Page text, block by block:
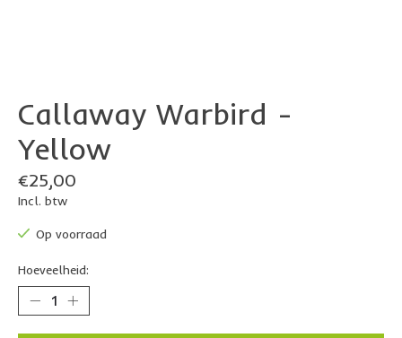
Callaway Warbird -
Yellow
€25,00
Incl. btw
Op voorraad
Hoeveelheid: